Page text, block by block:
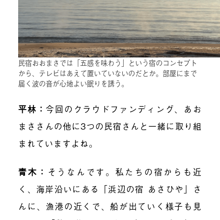
民宿おおまさでは「五感を味わう」という宿のコンセプト
から、テレビはあえて置いていないのだとか。部屋にまで
届く波の音が心地よい眠りを誘う。
平林：今回のクラウドファンディング、あお
まささんの他に3つの民宿さんと一緒に取り組
まれていますよね。
青木： そうなんです。私たちの宿からも近
く、海岸沿いにある「浜辺の宿 あさひや 」さ
んに、漁港の近くで、船が出ていく様子も見